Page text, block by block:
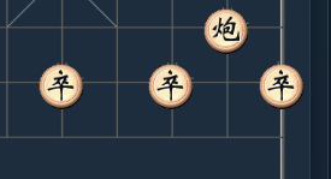
红+5
红+11
红+7
红+10